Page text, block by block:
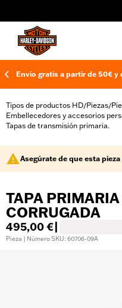
Envío gratis a partir de 50€ y
Tipos de productos HD/Piezas/
Embellecedores y accesorios
Tapas de transmisión primaria.
Asegúrate de que esta
TAPA PRIMARIA
CORRUGADA
495,00 €
Pieza | Número SKU: 60706-09A